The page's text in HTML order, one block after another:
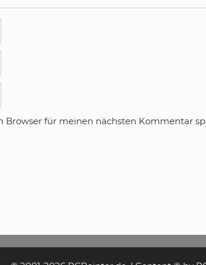
Browser für meinen nächsten Kommentar